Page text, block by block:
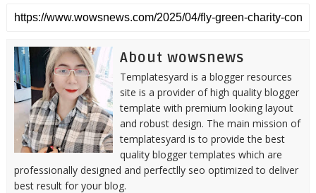
About wowsnews
Templatesyard is a blogger resources
site is a provider of high quality blogger
template with premium looking layout
and robust design. The main mission of
templatesyard is to provide the best
quality blogger templates which are
professionally designed and perfectlly seo optimized to deliver
best result for your blog.